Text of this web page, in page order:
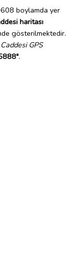
boylamda yer
haritası
gösterilmektedir.
GPS
.